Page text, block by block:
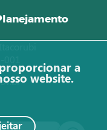
a
website.